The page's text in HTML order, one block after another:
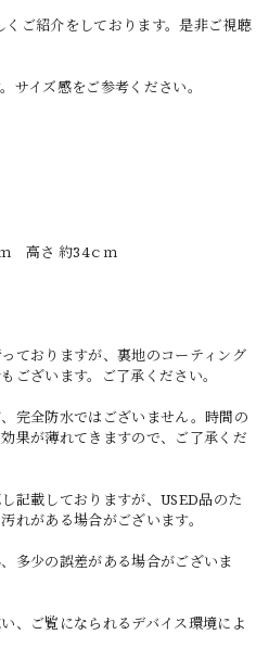
ご紹介をしております。是非ご視聴
サイズ感をご参考ください。
高さ 約34ｃｍ
ておりますが、裏地のコーティング
ございます。ご了承ください。
完全防水ではございません。時間の
果が薄れてきますので、ご了承くだ
記載しておりますが、USED品のた
れがある場合がございます。
多少の誤差がある場合がございま
、ご覧になられるデバイス環境によ